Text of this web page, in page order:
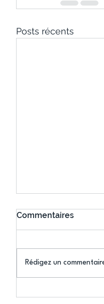
Posts récents
Commentaires
Rédigez un